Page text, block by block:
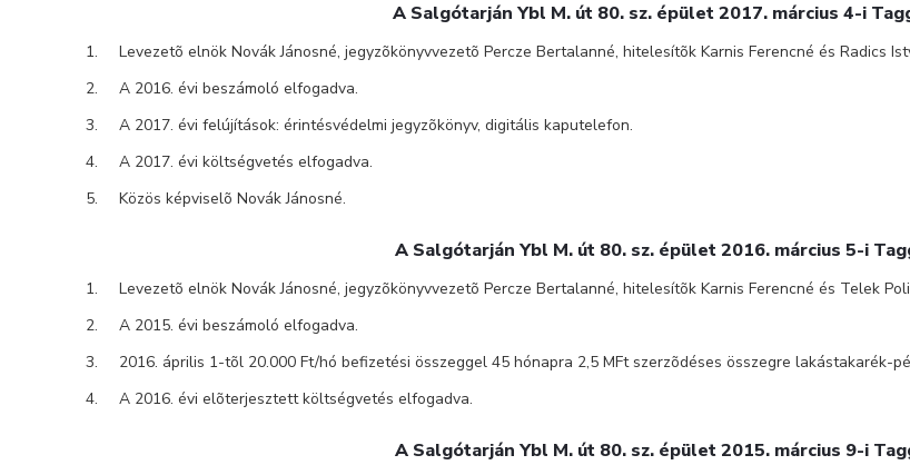
A Salgótarján Ybl M. út 80. sz. épület 2017. március 4-i
Levezetõ elnök Novák Jánosné, jegyzõkönyvvezetõ Percze Bertalanné, hitelesítõk Karnis Ferencné és Radics
A 2016. évi beszámoló elfogadva.
A 2017. évi felújítások: érintésvédelmi jegyzõkönyv, digitális kaputelefon.
A 2017. évi költségvetés elfogadva.
Közös képviselõ Novák Jánosné.
A Salgótarján Ybl M. út 80. sz. épület 2016. március 5-i
Levezetõ elnök Novák Jánosné, jegyzõkönyvvezetõ Percze Bertalanné, hitelesítõk Karnis Ferencné és Telek
A 2015. évi beszámoló elfogadva.
2016. április 1-tõl 20.000 Ft/hó befizetési összeggel 45 hónapra 2,5 MFt szerzõdéses összegre lakástakarék-
A 2016. évi elõterjesztett költségvetés elfogadva.
A Salgótarján Ybl M. út 80. sz. épület 2015. március 9-i